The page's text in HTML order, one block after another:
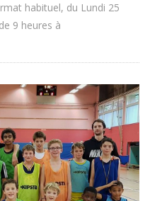
habituel, du Lundi 25
9 heures à